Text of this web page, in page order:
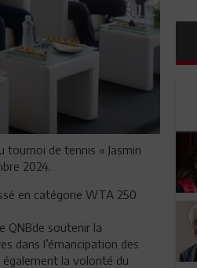
tournoi de tennis « Jasmin
2024.
en catégorie WTA 250
QNBde soutenir la
dans l’émancipation des
la volonté du